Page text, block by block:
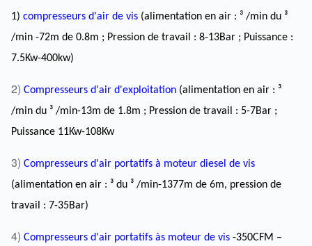
1) compresseurs d'air de vis (alimentation en air : ³ /min du ³
/min -72m de 0.8m ; Pression de travail : 8-13Bar ; Puissance :
7.5Kw-400kw)
2) Compresseurs d'air d'exploitation (alimentation en air : ³
/min du ³ /min-13m de 1.8m ; Pression de travail : 5-7Bar ;
Puissance 11Kw-108Kw
3) Compresseurs d'air portatifs à moteur diesel de vis
(alimentation en air : ³ du ³ /min-1377m de 6m, pression de
travail : 7-35Bar)
4) Compresseurs d'air portatifs às moteur de vis -350CFM –